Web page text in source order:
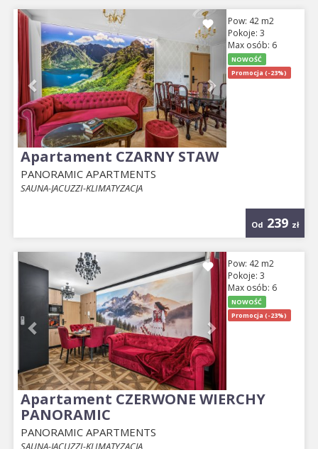
Od 239 zł
Previous NextPow: 42 m2
Pokoje: 3
Max osób: 6
NOWOŚĆ
Promocja (-23%)
Apartament CZARNY STAW
PANORAMIC APARTMENTS
SAUNA-JACUZZI-KLIMATYZACJA
Previous NextPow: 42 m2
Pokoje: 3
Max osób: 6
NOWOŚĆ
Promocja (-23%)
Apartament CZERWONE WIERCHY
PANORAMIC
PANORAMIC APARTMENTS
SAUNA-JACUZZI-KLIMATYZACJA